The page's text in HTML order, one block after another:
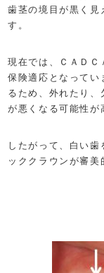
歯茎の境目が黒く見
す。
現在では、ＣＡＤＣ
保険適応となってい
るため、外れたり、
が悪くなる可能性が
したがって、白い歯
ッククラウンが審美